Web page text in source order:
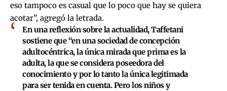
eso tampoco es casual que lo poco que hay se quiera
acotar”, agregó la letrada.
En una reflexión sobre la actualidad, Taffetani
sostiene que “en una sociedad de concepción
adultocéntrica, la única mirada que prima es la
adulta, la que se considera poseedora del
conocimiento y por lo tanto la única legitimada
para ser tenida en cuenta. Pero los niños y